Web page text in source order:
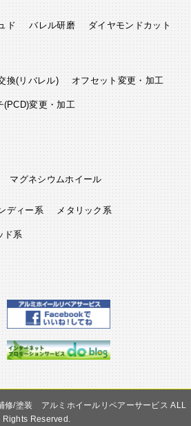
ド バレル研磨 ダイヤモンドカット
換(リバレル) オフセット変更・加工
(PCD)変更・加工
マグネシウムホイール
ディー系 メタリック系
ド系
修/塗装 アルミホイールリペアーサービス ALL
Rights Reserved.